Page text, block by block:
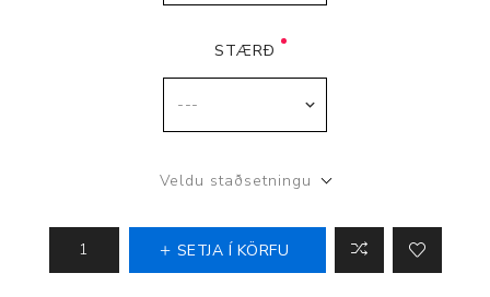
STÆRÐ
Veldu staðsetningu
SETJA Í KÖRFU